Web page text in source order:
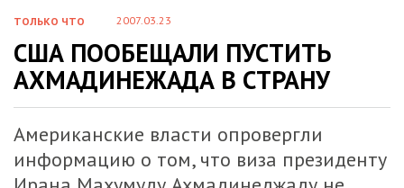
ТОЛЬКО ЧТО 2007.03.23
США ПООБЕЩАЛИ ПУСТИТЬ
АХМАДИНЕЖАДА В СТРАНУ
Американские власти опровергли
информацию о том, что виза президенту